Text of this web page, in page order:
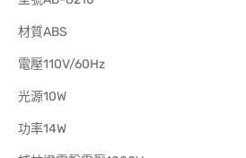
材質ABS
電壓110V/60Hz
光源10W
功率14W